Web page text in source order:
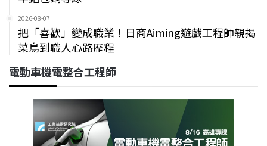
2026-08-07
把「喜歡」變成職業！日商Aiming遊戲工程師親揭
菜鳥到職人心路歷程
電動車機電整合工程師